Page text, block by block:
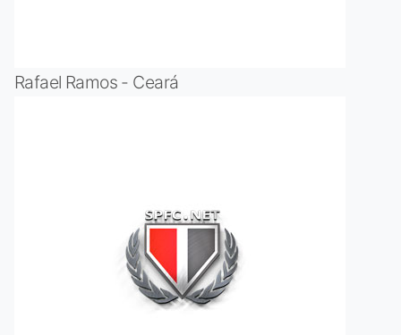
Rafael Ramos - Ceará